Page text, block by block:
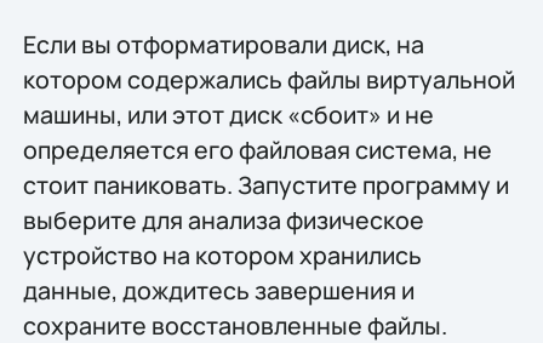
Если вы отформатировали диск, на
котором содержались файлы виртуальной
машины, или этот диск «сбоит» и не
определяется его файловая система, не
стоит паниковать. Запустите программу и
выберите для анализа физическое
устройство на котором хранились
данные, дождитесь завершения и
сохраните восстановленные файлы.